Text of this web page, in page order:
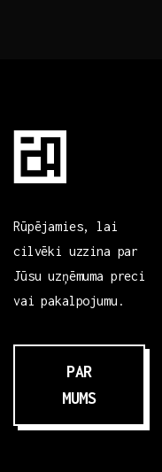
Rūpējamies, lai
cilvēki uzzina par
Jūsu uzņēmuma preci
vai pakalpojumu.
PAR
MUMS